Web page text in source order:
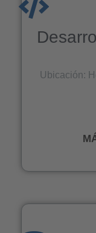
Ubicación: